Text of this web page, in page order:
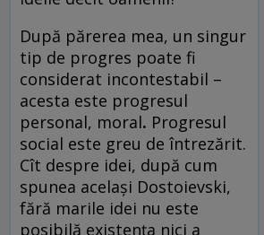
După părerea mea, un singur
tip de progres poate fi
considerat incontestabil –
acesta este progresul
personal, moral. Progresul
social este greu de întrezărit.
Cît despre idei, după cum
spunea același Dostoievski,
fără marile idei nu este
posibilă existența nici a